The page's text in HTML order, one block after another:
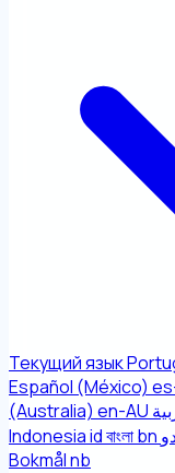
Текущий язык
Español (México)
(Australia) en-AU
Indonesiaidবাংলাbn
Bokmålnb